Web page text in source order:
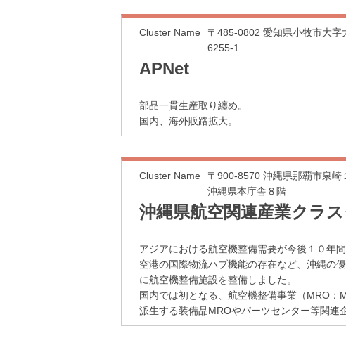
Cluster Name
〒485-0802 愛知県小牧市大字
6255-1
APNet
部品一貫生産取り纏め。
国内、海外販路拡大。
Cluster Name
〒900-8570 沖縄県那覇市泉崎
沖縄県本庁舎８階
沖縄県航空関連産業クラ
アジアにおける航空機整備需要が今後１０
空港の国際物流ハブ機能の存在など、沖縄の
に航空機整備施設を整備しました。
国内では初となる、航空機整備事業（MRO
派生する装備品MROやパーツセンター等関連